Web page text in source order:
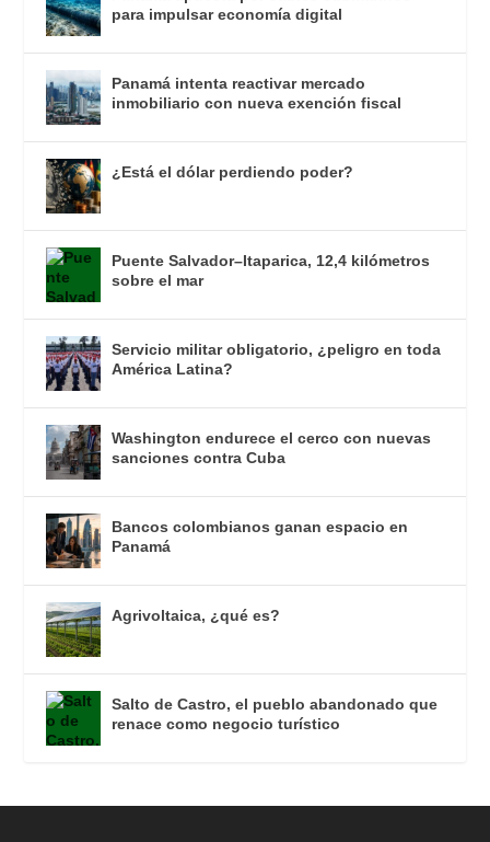
para impulsar economía digital
Panamá intenta reactivar mercado
inmobiliario con nueva exención fiscal
¿Está el dólar perdiendo poder?
Puente Salvador–Itaparica, 12,4 kilómetros
sobre el mar
Servicio militar obligatorio, ¿peligro en toda
América Latina?
Washington endurece el cerco con nuevas
sanciones contra Cuba
Bancos colombianos ganan espacio en
Panamá
Agrivoltaica, ¿qué es?
Salto de Castro, el pueblo abandonado que
renace como negocio turístico